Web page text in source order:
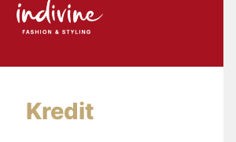
Kredit